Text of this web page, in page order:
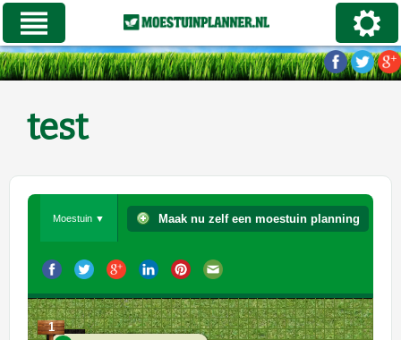
test
Moestuin ▼ Maak nu zelf een moestuin planning
1